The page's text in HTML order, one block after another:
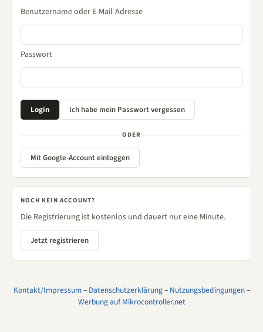
Benutzername oder E-Mail-Adresse
Passwort
ODER
Mit Google-Account einloggen
NOCH KEIN ACCOUNT?
Die Registrierung ist kostenlos und dauert nur eine Minute.
Jetzt registrieren
Kontakt/Impressum– Datenschutzerklärung– Nutzungsbedingungen–
Werbung auf Mikrocontroller.net